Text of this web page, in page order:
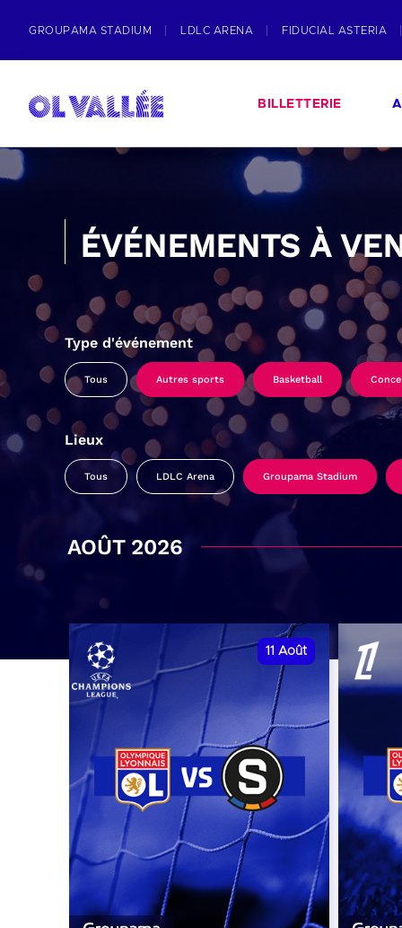
GROUPAMA STADIUM LDLC ARENA FIDUCIAL ASTERIA
BILLETTERIE
ÉVÉNEMENTS À
Type d'événement
Tous Autres sports Basketball
Lieux
Tous LDLC Arena Groupama Stadium
AOÛT 2026
11 Août